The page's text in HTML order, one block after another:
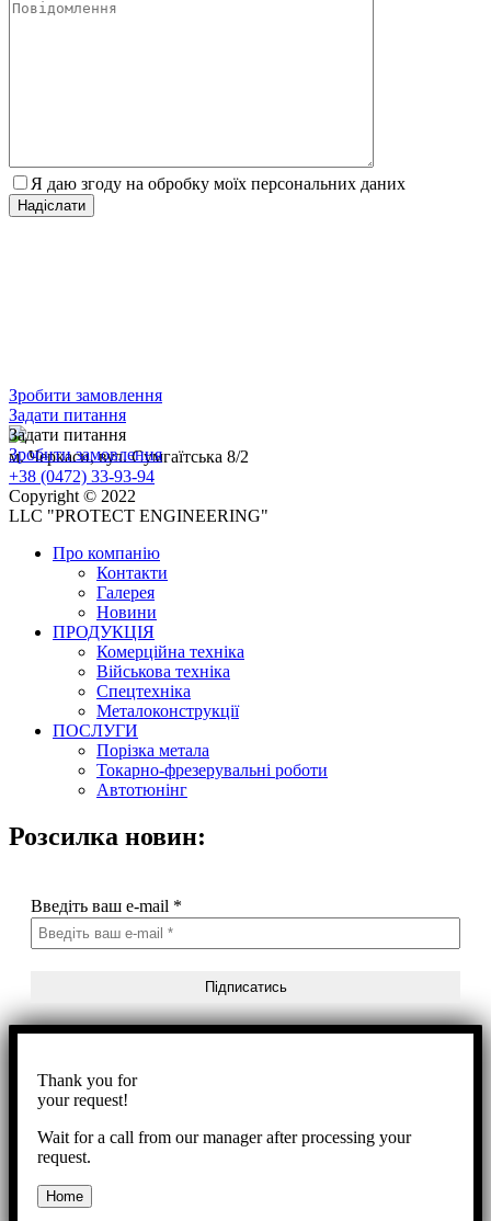
Я даю згоду на обробку моїх персональних даних
Зробити замовлення
Задати питання
Задати питання
Зробити замовлення
м. Черкаси, вул. Сумгаїтська 8/2
+38 (0472) 33-93-94
Copyright © 2022
LLC "PROTECT ENGINEERING"
Про компанію
Контакти
Галерея
Новини
ПРОДУКЦІЯ
Комерційна техніка
Військова техніка
Спецтехніка
Металоконструкції
ПОСЛУГИ
Порізка метала
Токарно-фрезерувальні роботи
Автотюнінг
Розсилка новин:
Введіть ваш e-mail *
Thank you for
your request!
Wait for a call from our manager after processing your
request.
Home